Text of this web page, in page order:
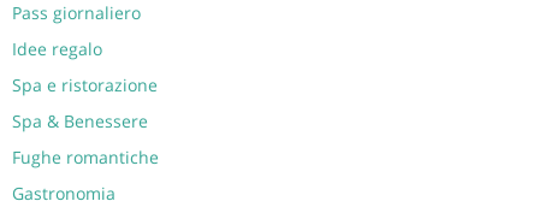
Pass giornaliero
Idee regalo
Spa e ristorazione
Spa & Benessere
Fughe romantiche
Gastronomia